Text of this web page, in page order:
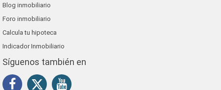
Blog inmobiliario
Foro inmobiliario
Calcula tu hipoteca
Indicador Inmobiliario
Síguenos también en